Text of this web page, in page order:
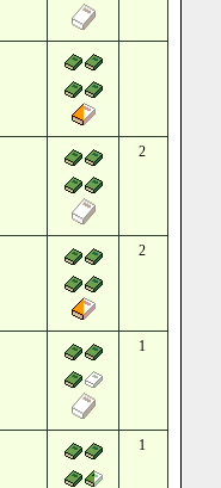
2
2
1
1